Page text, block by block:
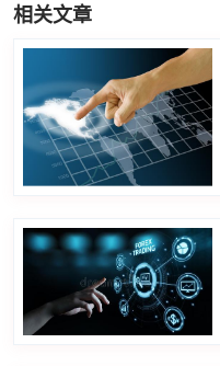
相关文章